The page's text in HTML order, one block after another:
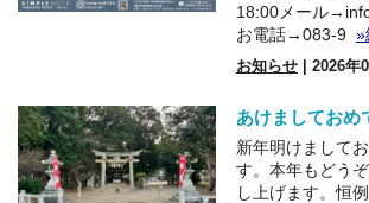
18:00メール
お電話→083-9 »
お知らせ| 2026年
あけましておめ
新年明けまして
す。本年もどう
し上げます。恒